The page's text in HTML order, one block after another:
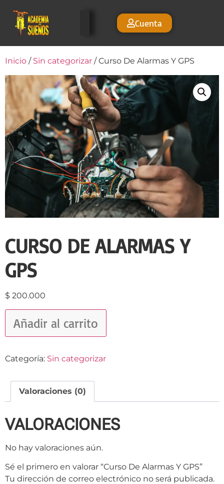
Cuenta
Inicio / Sin categorizar / Curso De Alarmas Y GPS
CURSO DE ALARMAS Y
GPS
$ 200.000
Añadir al carrito
Categoría: Sin categorizar
Valoraciones (0)
VALORACIONES
No hay valoraciones aún.
Sé el primero en valorar “Curso De Alarmas Y GPS”
Tu dirección de correo electrónico no será publicada.